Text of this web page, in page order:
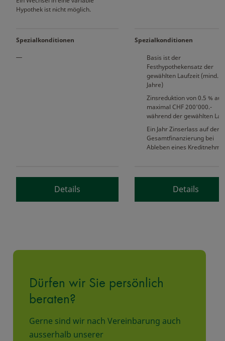
Hypothek ist nicht möglich.
Spezialkonditionen Spezialkonditionen
Basis ist der
Festhypothekensatz der
gewählten Laufzeit (mind. 5
Jahre)
Zinsreduktion von 0.5 % auf
maximal CHF 200'000.-
während der gewählten
Ein Jahr Zinserlass auf der
Gesamtfinanzierung bei
Ableben eines
Details Details
Dürfen wir Sie persönlich
beraten?
Gerne sind wir nach Vereinbarung auch
ausserhalb unserer